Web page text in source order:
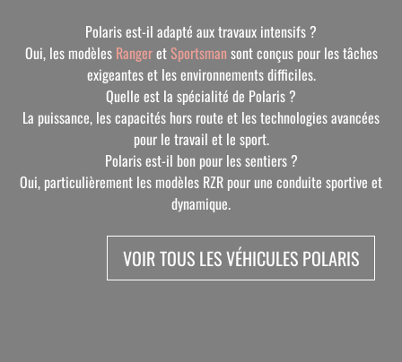
Polaris est-il adapté aux travaux intensifs ?
Oui, les modèles RangeretSportsmansont conçus pour les tâches
exigeantes et les environnements difficiles.
Quelle est la spécialité de Polaris ?
La puissance, les capacités hors route et les technologies avancées
pour le travail et le sport.
Polaris est-il bon pour les sentiers ?
Oui, particulièrement les modèles RZR pour une conduite sportive et
dynamique.
VOIR TOUS LES VÉHICULES POLARIS